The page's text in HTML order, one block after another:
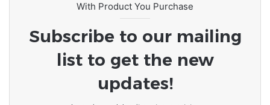
With Product You Purchase
Subscribe to our mailing
list to get the new
updates!